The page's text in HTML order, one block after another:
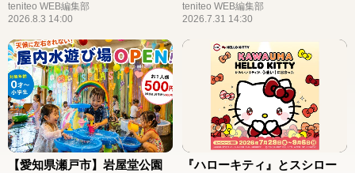
teniteo WEB編集部
2026.8.3 14:00
teniteo WEB編集部
2026.7.31 14:30
【愛知県瀬戸市】岩屋堂公園
『ハローキティ』とスシロー